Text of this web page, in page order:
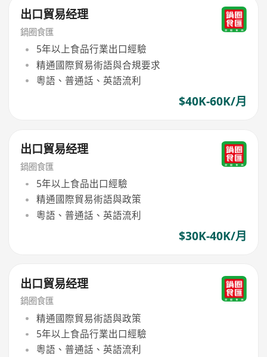
出口貿易经理
鍋圈食匯
5年以上食品行業出口經驗
精通國際貿易術語與合規要求
粵語、普通話、英語流利
$40K-60K/月
出口貿易经理
鍋圈食匯
5年以上食品出口經驗
精通國際貿易術語與政策
粵語、普通話、英語流利
$30K-40K/月
出口貿易经理
鍋圈食匯
精通國際貿易術語與政策
5年以上食品行業出口經驗
粵語、普通話、英語流利